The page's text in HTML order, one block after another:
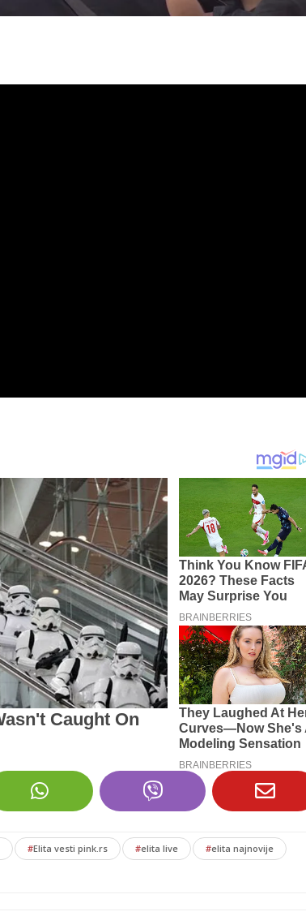
#Elita vesti pink.rs #elita live #elita najnovije